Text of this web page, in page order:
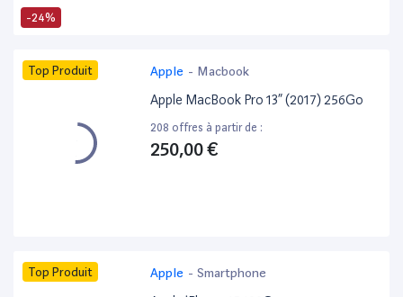
-24%
Top Produit Apple - Macbook
Apple MacBook Pro 13” (2017) 256Go
208 offres à partir de :
250,00 €
Top Produit Apple - Smartphone